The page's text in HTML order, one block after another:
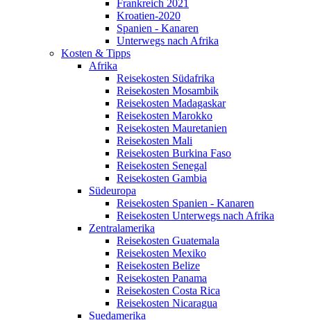
Frankreich 2021
Kroatien-2020
Spanien - Kanaren
Unterwegs nach Afrika
Kosten & Tipps
Afrika
Reisekosten Südafrika
Reisekosten Mosambik
Reisekosten Madagaskar
Reisekosten Marokko
Reisekosten Mauretanien
Reisekosten Mali
Reisekosten Burkina Faso
Reisekosten Senegal
Reisekosten Gambia
Südeuropa
Reisekosten Spanien - Kanaren
Reisekosten Unterwegs nach Afrika
Zentralamerika
Reisekosten Guatemala
Reisekosten Mexiko
Reisekosten Belize
Reisekosten Panama
Reisekosten Costa Rica
Reisekosten Nicaragua
Suedamerika